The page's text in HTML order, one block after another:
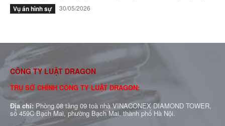
Vụ án hình sự 30/05/2026
CÔNG TY LUẬT DRAGON
TRỤ SỞ CHÍNH CÔNG TY LUẬT DRAGON:
Địa chỉ: Phòng 08 tầng 09 toà nhà VINACONEX DIAMOND TOWER,
số 459C Bạch Mai, phường Bạch Mai, thành phố Hà Nội.